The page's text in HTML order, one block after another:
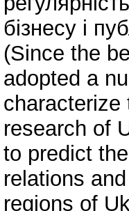
бізнесу і
(Since the
adopted a
characterize
research of
to predict
relations
regions of